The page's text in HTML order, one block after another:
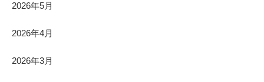
2026年5月
2026年4月
2026年3月